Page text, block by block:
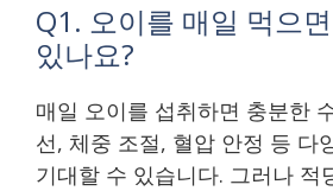
Q1. 오이를 매일 먹으
있나요?
매일 오이를 섭취하면 충분한
선, 체중 조절, 혈압 안정 등 다
기대할 수 있습니다. 그러나 적